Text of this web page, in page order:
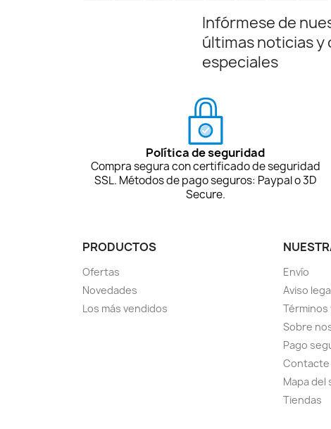
Infórmese de
últimas noticias y
especiales
Política de seguridad
Compra segura con certificado de seguridad
SSL. Métodos de pago seguros: Paypal o 3D
Secure.
PRODUCTOS
Ofertas
Novedades
Los más vendidos
Envío
Aviso
Sobre
Pago
Mapa del
Tiendas